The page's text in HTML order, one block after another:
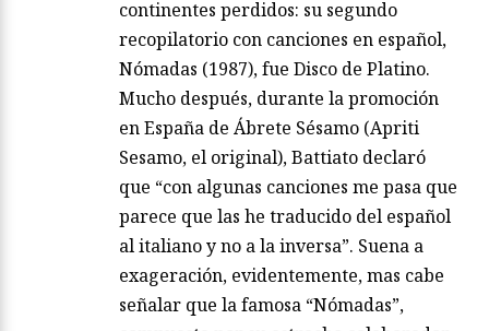
continentes perdidos: su segundo
recopilatorio con canciones en español,
Nómadas (1987), fue Disco de Platino.
Mucho después, durante la promoción
en España de Ábrete Sésamo (Apriti
Sesamo, el original), Battiato declaró
que “con algunas canciones me pasa que
parece que las he traducido del español
al italiano y no a la inversa”. Suena a
exageración, evidentemente, mas cabe
señalar que la famosa “Nómadas”,